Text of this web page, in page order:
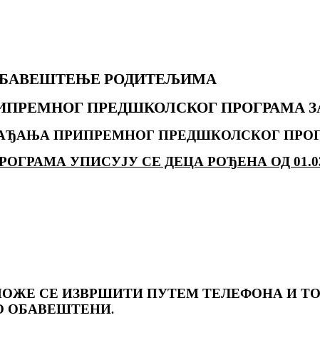
РОДИТЕЉИМА
ПРЕДШКОЛСКОГ ПРОГРАМА ЗА
ПРИПРЕМНОГ ПРЕДШКОЛСКОГ
УПИСУЈУ СЕ ДЕЦА РОЂЕНА ОД
СЕ ИЗВРШИТИ ПУТЕМ ТЕЛЕФОНА И
ОБАВЕШТЕНИ.